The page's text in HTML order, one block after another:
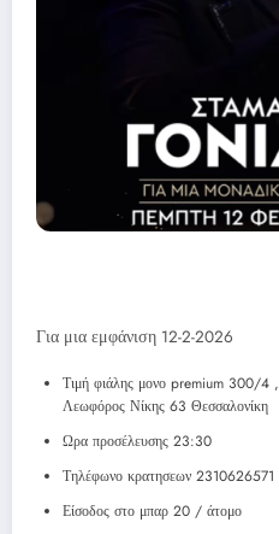
Για μια εμφάνιση 12-2-2026
Τιμή φιάλης μονο premium 300/4 ,
Λεωφόρος Νίκης 63 Θεσσαλονίκη
Ωρα προσέλευσης 23:30
Τηλέφωνο κρατησεων 2310626571
Είσοδος στο μπαρ 20 / άτομο